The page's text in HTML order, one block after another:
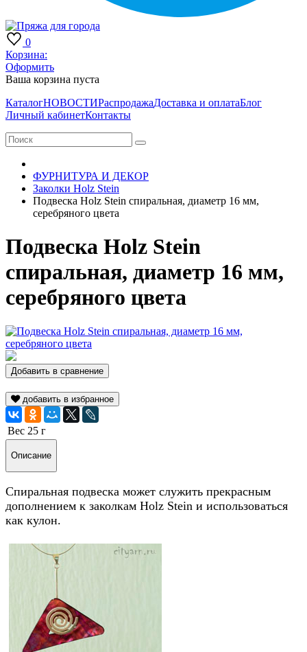
0
Корзина:
Оформить
Ваша корзина пуста
КаталогНОВОСТИРаспродажаДоставка и оплатаБлог
Личный кабинетКонтакты
ФУРНИТУРА И ДЕКОР
Заколки Holz Stein
Подвеска Holz Stein спиральная, диаметр 16 мм,
серебряного цвета
Подвеска Holz Stein
спиральная, диаметр 16 мм,
серебряного цвета
Добавить в сравнение
добавить в избранное
Вес 25 г
Описание
Спиральная подвеска может служить прекрасным
дополнением к заколкам Holz Stein и использоваться
как кулон.